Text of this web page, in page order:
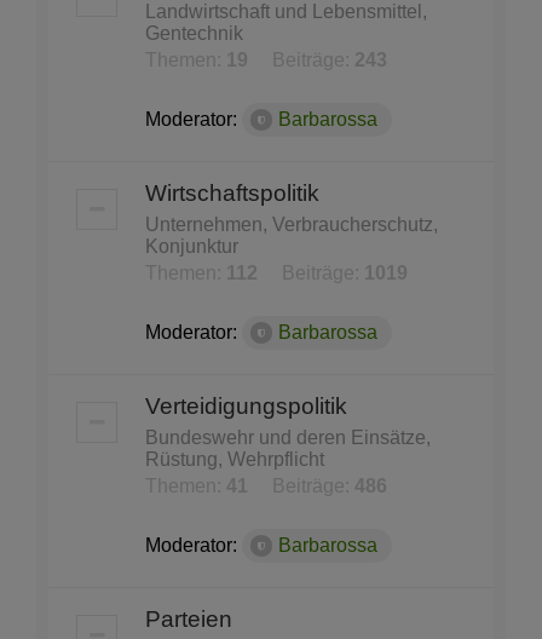
Landwirtschaft und Lebensmittel,
Gentechnik
Themen:
19 Beiträge: 243
Moderator: Barbarossa
Wirtschaftspolitik
Unternehmen, Verbraucherschutz,
Konjunktur
Themen:
112 Beiträge: 1019
Moderator: Barbarossa
Verteidigungspolitik
Bundeswehr und deren Einsätze,
Rüstung, Wehrpflicht
Themen: 41 Beiträge: 486
Moderator: Barbarossa
Parteien